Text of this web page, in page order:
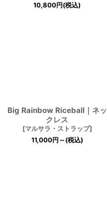
10,800円(税込)
Big Rainbow Riceball｜ネッ
クレス
[マルサラ・ストラップ]
11,000円～(税込)